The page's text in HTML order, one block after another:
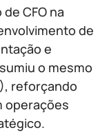
CFO na
de
e
o mesmo
reforçando
operações